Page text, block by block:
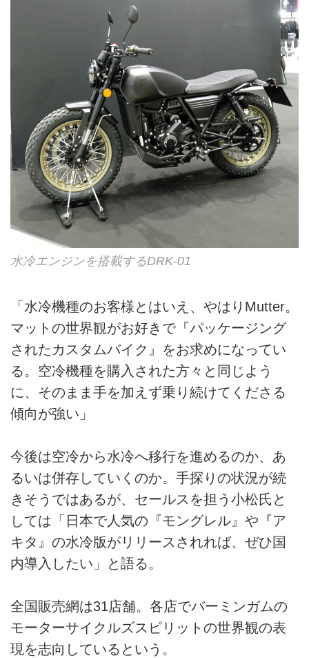
水冷エンジンを搭載するDRK-01
「水冷機種のお客様とはいえ、やはりMutter。
マットの世界観がお好きで『パッケージング
されたカスタムバイク』をお求めになってい
る。空冷機種を購入された方々と同じよう
に、そのまま手を加えず乗り続けてくださる
傾向が強い」
今後は空冷から水冷へ移行を進めるのか、あ
るいは併存していくのか。手探りの状況が続
きそうではあるが、セールスを担う小松氏と
しては「日本で人気の『モングレル』や『ア
キタ』の水冷版がリリースされれば、ぜひ国
内導入したい」と語る。
全国販売網は31店舗。各店でバーミンガムの
モーターサイクルズスピリットの世界観の表
現を志向しているという。